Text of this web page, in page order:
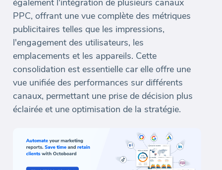
également l'intégration de plusieurs canaux
PPC, offrant une vue complète des métriques
publicitaires telles que les impressions,
l'engagement des utilisateurs, les
emplacements et les appareils. Cette
consolidation est essentielle car elle offre une
vue unifiée des performances sur différents
canaux, permettant une prise de décision plus
éclairée et une optimisation de la stratégie.